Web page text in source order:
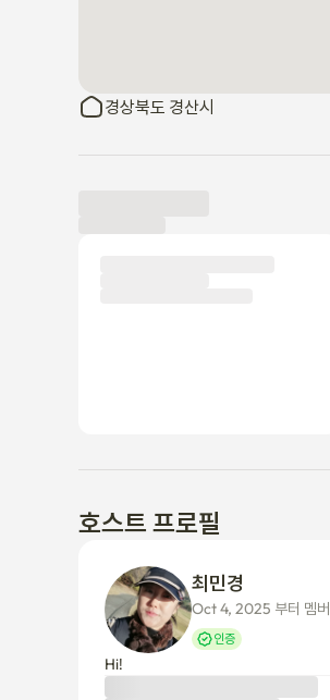
경상북도 경산시
호스트 프로필
Oct 4, 2025 부터 멤버
인증
Hi!